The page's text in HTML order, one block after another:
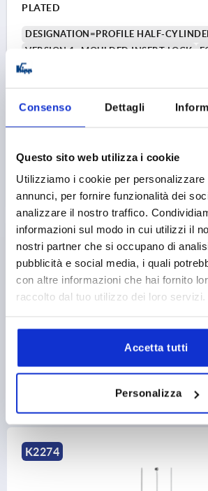
Consenso Dettagli
Questo sito web utilizza i cookie
Utilizziamo i cookie per personalizzare
annunci, per fornire funzionalità dei
analizzare il nostro traffico.
informazioni sul modo in cui utilizzi il
nostri partner che si occupano di
pubblicità e social media, i quali
con altre informazioni che hai fornito
raccolto dal tuo utilizzo dei loro servizi.
Accetta tutti
Personalizza
PLATED
DESIGNATION=PROFILE HALF-
VERSION 1=MOULDED INSERT LOCK
MAIN MATERIAL=ZINC
LENGTH=40 L1=31
5,19 €
plus shipping costs
PRODUCT DETAILS
CAD
Discover our product range
K2274